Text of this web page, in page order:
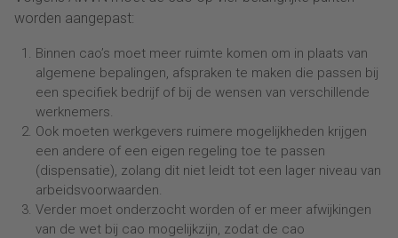
worden aangepast:
Binnen cao’s moet meer ruimte komen om in plaats van
algemene bepalingen, afspraken te maken die passen bij
een specifiek bedrijf of bij de wensen van verschillende
werknemers.
Ook moeten werkgevers ruimere mogelijkheden krijgen
een andere of een eigen regeling toe te passen
(dispensatie), zolang dit niet leidt tot een lager niveau van
arbeidsvoorwaarden.
Verder moet onderzocht worden of er meer afwijkingen
van de wet bij cao mogelijkzijn, zodat de cao